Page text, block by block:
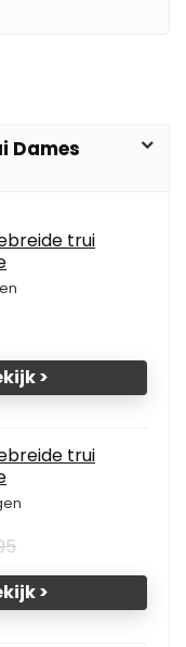
Dames
trui
>
trui
>